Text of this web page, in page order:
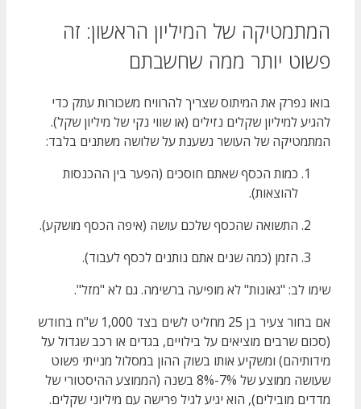
המתמטיקה של המיליון הראשון: זה
פשוט יותר ממה שחשבתם
בואו נפרק את המיתוס שצריך להרוויח משכורות עתק כדי
להגיע למיליון שקלים נזילים (או שווי נקי של מיליון שקל).
המתמטיקה של העושר נשענת על שלושה משתנים בלבד:
כמות הכסף שאתם חוסכים (הפער בין ההכנסות
להוצאות).
התשואה שהכסף שלכם עושה (איפה הכסף מושקע).
הזמן (כמה שנים אתם נותנים לכסף לעבוד).
שימו לב: "גאונות" לא מופיעה ברשימה. גם לא "מזל".
אם בחור צעיר בן 25 מחליט לשים בצד 1,000 ש"ח בחודש
(סכום שרבים מוציאים על בילויים, בגדים או רכב שגדול על
מידותיהם) ומשקיע אותו בשוק ההון במסלול מנייתי פשוט
שעושה ממוצע של 7%-8% בשנה (הממוצע ההיסטורי של
מדדים מובילים), הוא יגיע לגיל פרישה עם מיליוני שקלים.